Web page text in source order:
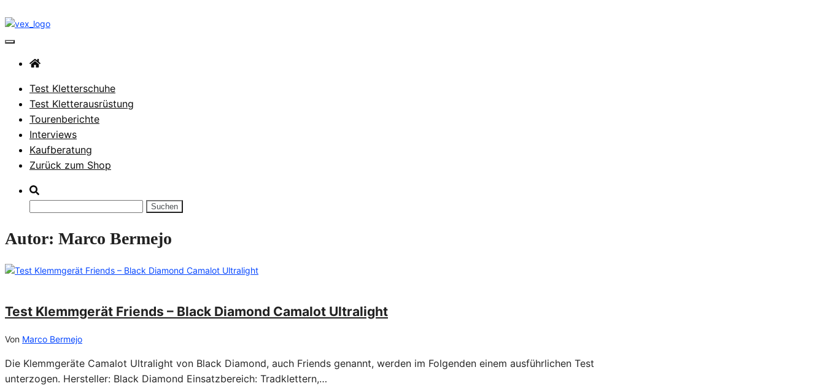
Inhalt
springen
VerticalExtreme Blog
Test Kletterschuhe
Test Kletterausrüstung
Tourenberichte
Interviews
Kaufberatung
Zurück zum Shop
Autor: Marco Bermejo
Test Klemmgerät Friends – Black Diamond Camalot Ultralight
Von Marco Bermejo
Die Klemmgeräte Camalot Ultralight von Black Diamond, auch Friends genannt, werden im Folgenden einem ausführlichen Test
unterzogen. Hersteller: Black Diamond Einsatzbereich: Tradklettern,…